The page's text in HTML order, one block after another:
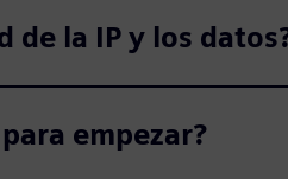
de la IP y los
empezar?